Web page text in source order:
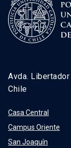
Avda.
Chile
Casa Central
Campus Oriente
San Joaquín